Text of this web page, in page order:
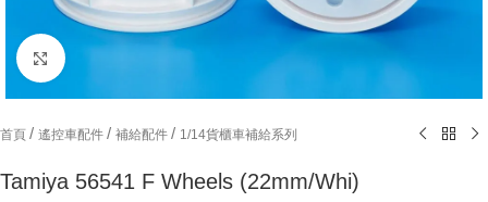
Click to enlarge
首頁 / 遙控車配件 / 補給配件 / 1/14貨櫃車補給系列
Tamiya 56541 F Wheels (22mm/Whi)